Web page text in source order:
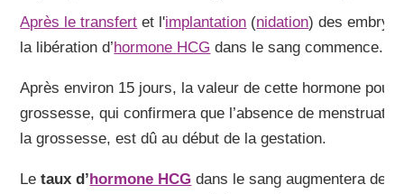
Après le transfert et l'implantation (nidation) des
la libération d’hormone HCG dans le sang commence.
Après environ 15 jours, la valeur de cette hormone
grossesse, qui confirmera que l’absence de
la grossesse, est dû au début de la gestation.
Letaux d’hormone HCG dans le sang augmentera de